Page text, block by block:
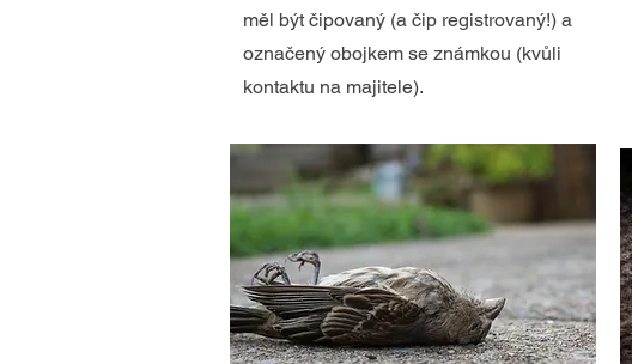
měl být čipovaný (a čip registrovaný!) a
označený obojkem se známkou (kvůli
kontaktu na majitele).